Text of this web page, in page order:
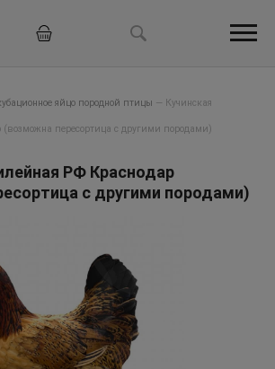
яйцо породной птицы — Кучинская
пересортица с другими породами)
РФ Краснодар
с другими породами)